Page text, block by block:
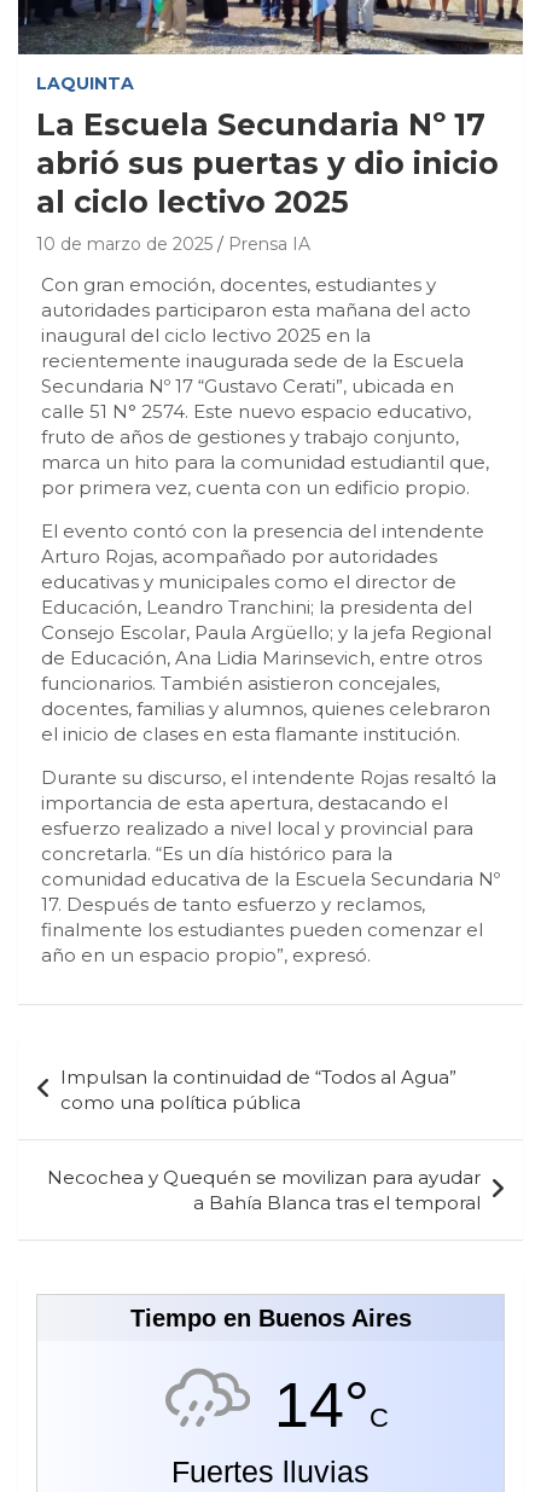
LAQUINTA
La Escuela Secundaria Nº 17
abrió sus puertas y dio inicio
al ciclo lectivo 2025
10 de marzo de 2025 Prensa IA
Con gran emoción, docentes, estudiantes y
autoridades participaron esta mañana del acto
inaugural del ciclo lectivo 2025 en la
recientemente inaugurada sede de la Escuela
Secundaria Nº 17 “Gustavo Cerati”, ubicada en
calle 51 N° 2574. Este nuevo espacio educativo,
fruto de años de gestiones y trabajo conjunto,
marca un hito para la comunidad estudiantil que,
por primera vez, cuenta con un edificio propio.
El evento contó con la presencia del intendente
Arturo Rojas, acompañado por autoridades
educativas y municipales como el director de
Educación, Leandro Tranchini; la presidenta del
Consejo Escolar, Paula Argüello; y la jefa Regional
de Educación, Ana Lidia Marinsevich, entre otros
funcionarios. También asistieron concejales,
docentes, familias y alumnos, quienes celebraron
el inicio de clases en esta flamante institución.
Durante su discurso, el intendente Rojas resaltó la
importancia de esta apertura, destacando el
esfuerzo realizado a nivel local y provincial para
concretarla. “Es un día histórico para la
comunidad educativa de la Escuela Secundaria Nº
17. Después de tanto esfuerzo y reclamos,
finalmente los estudiantes pueden comenzar el
año en un espacio propio”, expresó.
de
entradas
Impulsan la continuidad de “Todos al Agua”
como una política pública
Necochea y Quequén se movilizan para ayudar
a Bahía Blanca tras el temporal
Tiempo en Buenos Aires
14°C
Fuertes lluvias